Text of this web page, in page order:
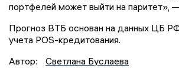
портфелей может выйти на паритет»,
Прогноз ВТБ основан на данных ЦБ РФ
учета POS-кредитования.
Автор:
Светлана Буслаева